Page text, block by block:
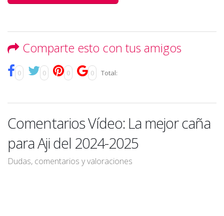
Comparte esto con tus amigos
0 0 0 0 Total:
Comentarios Vídeo: La mejor caña
para Aji del 2024-2025
Dudas, comentarios y valoraciones